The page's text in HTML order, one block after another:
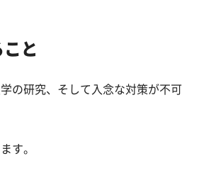
と
の研究、そして入念な対策が不可
す。